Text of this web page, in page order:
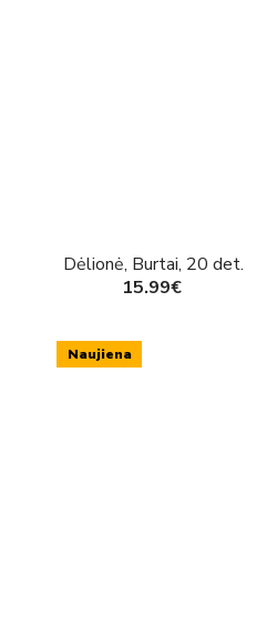
Dėlionė, Burtai, 20 det.
15.99€
Naujiena